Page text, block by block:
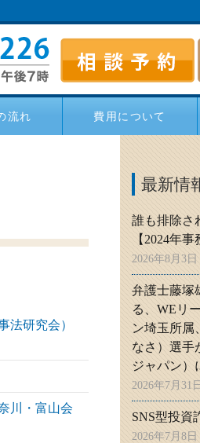
流れ 費用について
法研究会）
川・富山会
最新情
誰も排除さ
【2024年
2026年8月3日
弁護士藤塚
る、WEリ
ン埼玉所属
なさ）選手
ジャパン）
2026年7月31日
SNS型投資
2026年7月8日